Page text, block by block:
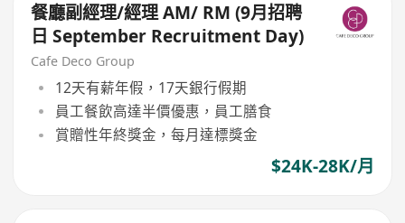
餐廳副經理/經理 AM/ RM (9月招聘
日 September Recruitment Day)
Cafe Deco Group
12天有薪年假，17天銀行假期
員工餐飲高達半價優惠，員工膳食
賞贈性年終獎金，每月達標獎金
$24K-28K/月